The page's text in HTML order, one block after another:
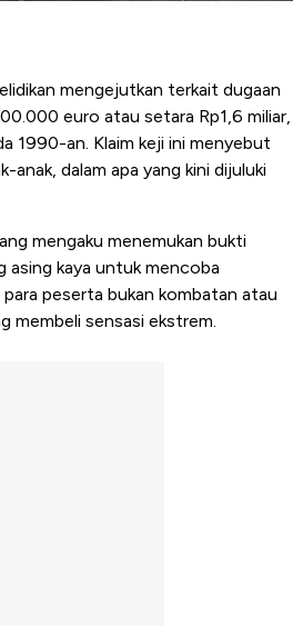
mengejutkan terkait dugaan
euro atau setara Rp1,6 miliar,
1990-an. Klaim keji ini menyebut
anak, dalam apa yang kini dijuluki
mengaku menemukan bukti
asing kaya untuk mencoba
peserta bukan kombatan atau
membeli sensasi ekstrem.